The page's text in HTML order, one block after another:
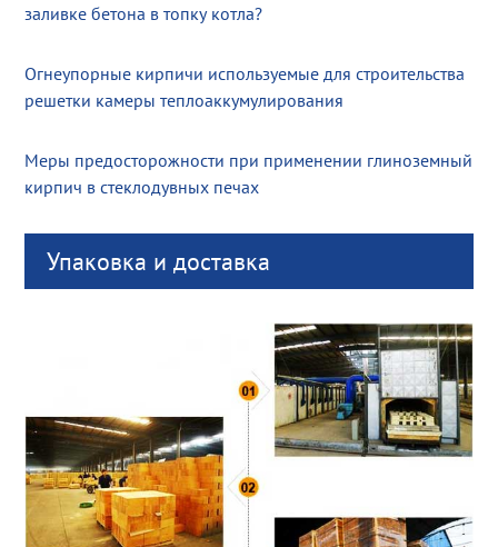
заливке бетона в топку котла?
Огнеупорные кирпичи используемые для строительства
решетки камеры теплоаккумулирования
Меры предосторожности при применении глиноземный
кирпич в стеклодувных печах
Упаковка и доставка